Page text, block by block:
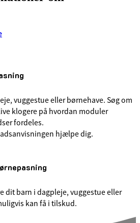
vuggestue eller børnehave. Søg om
klogere på hvordan moduler
fordeles.
hjælpe dig.
dit barn i dagpleje, vuggestue eller
kan få i tilskud.